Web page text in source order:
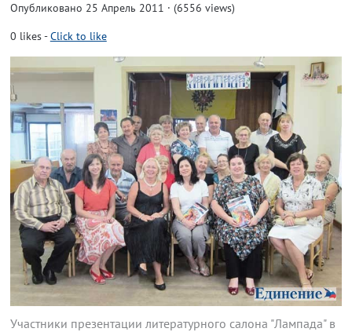
Опубликовано 25 Апрель 2011 · (6556 views)
0 likes-Click to like
Участники презентации литературного салона "Лампада" в